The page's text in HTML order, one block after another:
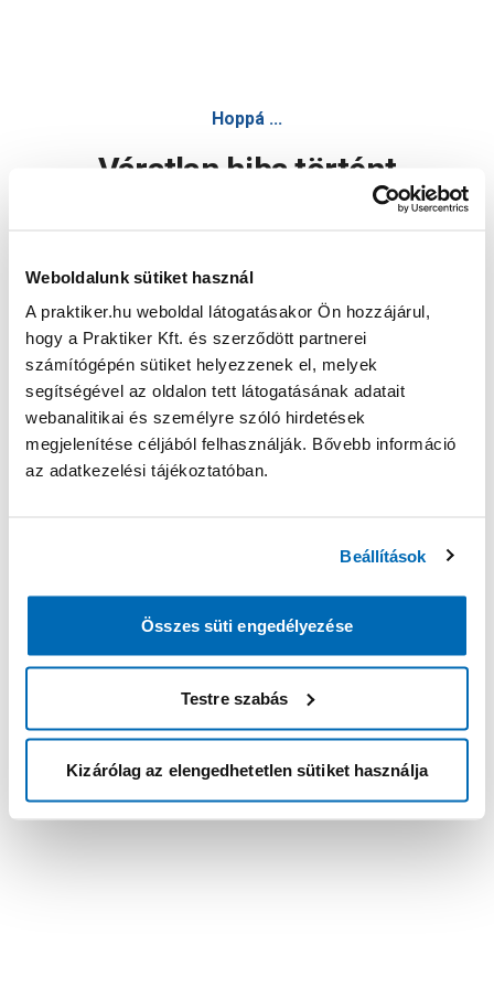
Weboldalunk sütiket használ
A praktiker.hu weboldal látogatásakor Ön hozzájárul,
hogy a Praktiker Kft. és szerződött partnerei
számítógépén sütiket helyezzenek el, melyek
segítségével az oldalon tett látogatásának adatait
webanalitikai és személyre szóló hirdetések
megjelenítése céljából felhasználják. Bővebb információ
az adatkezelési tájékoztatóban.
Beállítások
Összes süti engedélyezése
Testre szabás
Kizárólag az elengedhetetlen sütiket használja
Hoppá ...
Váratlan hiba történt
Oldal újratöltése